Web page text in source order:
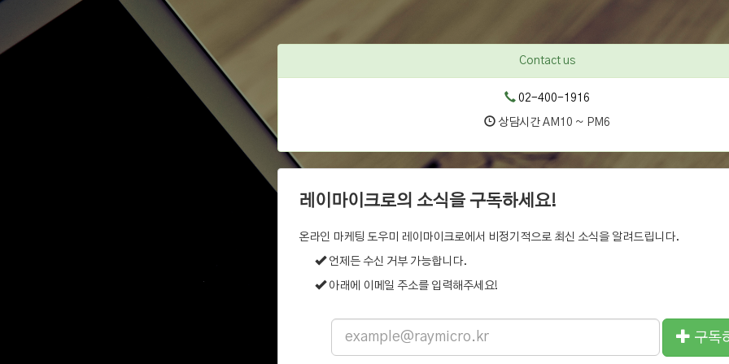
Contact us
02-400-1916
상담시간 AM10 ~ PM6
레이마이크로의 소식을 구독하세요!
온라인 마케팅 도우미 레이마이크로에서 비정기적으로 최신 소식을 알려드립니다.
언제든 수신 거부 가능합니다.
아래에 이메일 주소를 입력해주세요!
address
구독